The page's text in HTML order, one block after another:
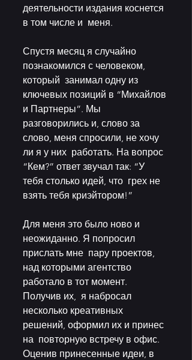
деятельности издания коснется
в том числе и  меня.
Спустя месяц я случайно
познакомился с человеком,
который  занимал одну из
ключевых позиций в “Михайлов
и Партнеры”. Мы
разговорились и, слово за
слово, меня спросили, не хочу
ли я у них  работать. На вопрос
“Кем?” ответ звучал так: “У
тебя столько идей, что  грех не
взять тебя криэйтором!”
Для меня это было ново и
неожиданно. Я попросил
прислать мне  пару проектов,
над которыми агентство
работало в тот момент.
Получив их,  я набросал
несколько креативных
решений, оформил их и принес
на  повторную встречу в офис.
Оценив принесенные идеи, в